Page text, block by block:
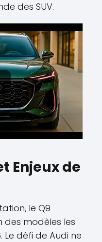
des SUV.
Enjeux de
le Q9
des modèles les
Le défi de Audi ne